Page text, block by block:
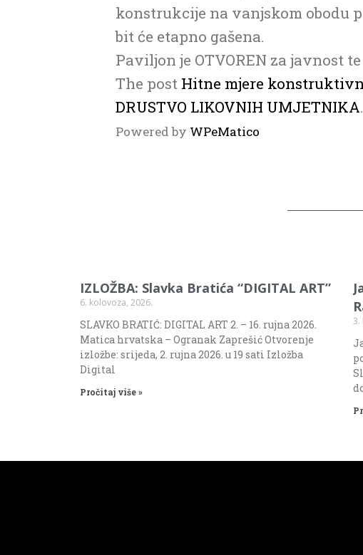
konstrukcije na vanjskom obodu
bit će etapno gašena.
Paviljon je OTVOREN za javnost
The post Hitne mjere
DRUSTVO LIKOVNIH UMJETNIKA.
Powered by WPeMatico
IZLOŽBA: Slavka Bratića “DIGITAL ART”
6. kolovoza, 2026.
SLAVKO BRATIĆ: DIGITAL ART 2. – 16. rujna 2026.
Matica hrvatska – Ogranak Zaprešić Otvorenje
izložbe: srijeda, 2. rujna 2026. u 19 sati Izložba
Digital
Pročitaj više »
3.